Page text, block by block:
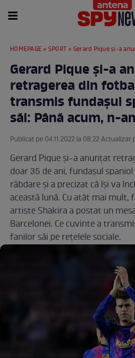
HOMEPAGE » SPORT » Gerard Pique și-a anunțat retragerea din fotbal. Ce
Gerard Pique și-a
retragerea din
transmis fundașul
săi: Până acum, n-
Publicat pe 04.11.2022 la 08:22 Actualizat
Gerard Pique și-a anunțat
doar 35 de ani, fundașul
răbdare și a precizat că își va
această lună. Cu atât mai mult,
artiste Shakira a postat un
Barcelonei. Ce cuvinte a
fanilor săi pe rețelele sociale.